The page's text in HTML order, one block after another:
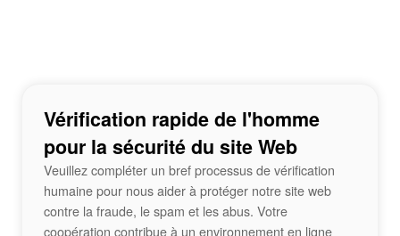
Vérification rapide de l'homme
pour la sécurité du site Web
Veuillez compléter un bref processus de vérification
humaine pour nous aider à protéger notre site web
contre la fraude, le spam et les abus. Votre
coopération contribue à un environnement en ligne